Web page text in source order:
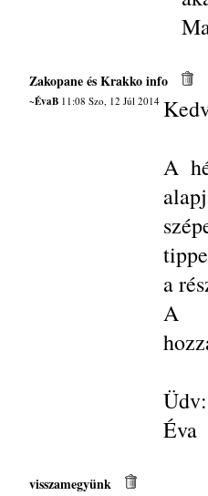
Zakopane és Krakko info
~ÉvaB11:08 Szo, 12 Júl 2014
A
a
A
Üdv:
Éva
visszamegyünk